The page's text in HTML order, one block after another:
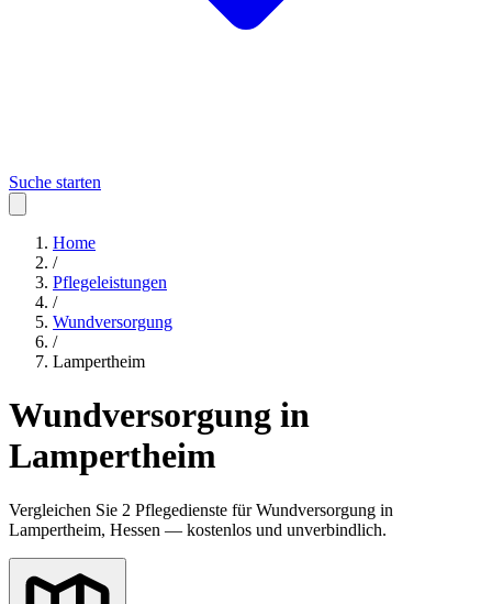
Suche starten
Home
/
Pflegeleistungen
/
Wundversorgung
/
Lampertheim
Wundversorgung in
Lampertheim
Vergleichen Sie 2 Pflegedienste für Wundversorgung in
Lampertheim, Hessen — kostenlos und unverbindlich.